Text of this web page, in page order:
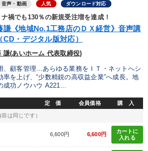
音声・動画 人気 ダウンロード対応
ナ禍でも130％の新規受注増を達成！
謙《地域No.1工務店のＤＸ経営》音声講
CD・デジタル版対応）
謙(あいホーム 代表取締役)
、顧客管理…あらゆる業務をＩＴ・ネットへシ
を上げ、“少数精鋭の高収益企業”へ成長。地
成功ノウハウ A221...
定 価 会員価格 購 入
は同じです）
6,600円 6,600円
カートに
入れる